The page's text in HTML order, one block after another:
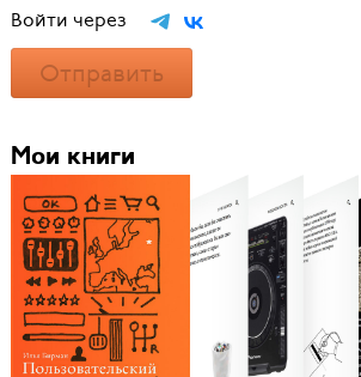
Войти через
Отправить
Мои книги